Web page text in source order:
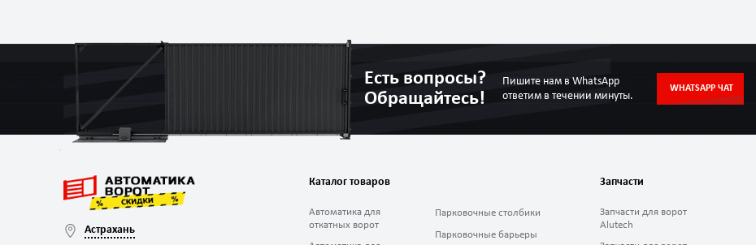
Есть вопросы?
Обращайтесь!
Пишите нам в WhatsApp
ответим в течении минуты.
WHATSAPP ЧАТ
Астрахань
Каталог товаров
Автоматика для
откатных ворот
Парковочные столбики
Парковочные барьеры
Запчасти
Запчасти для ворот
Alutech